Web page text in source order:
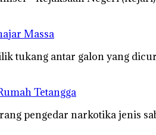
Massa
tukang antar galon yang
Tetangga
pengedar narkotika jenis